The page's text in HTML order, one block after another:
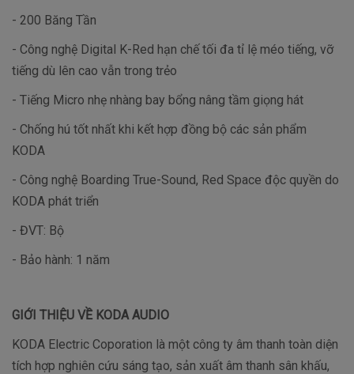
- 200 Băng Tần
- Công nghệ Digital K-Red hạn chế tối đa tỉ lệ méo tiếng, vỡ
tiếng dù lên cao vẫn trong trẻo
- Tiếng Micro nhẹ nhàng bay bổng nâng tầm giọng hát
- Chống hú tốt nhất khi kết hợp đồng bộ các sản phẩm
KODA
- Công nghệ Boarding True-Sound, Red Space độc quyền do
KODA phát triển
- ĐVT: Bộ
- Bảo hành: 1 năm
GIỚI THIỆU VỀ KODA AUDIO
KODA Electric Coporation là một công ty âm thanh toàn diện
tích hợp nghiên cứu sáng tạo, sản xuất âm thanh sân khấu,